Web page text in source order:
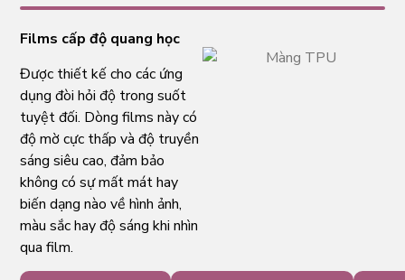
Films cấp độ quang học
Được thiết kế cho các ứng
dụng đòi hỏi độ trong suốt
tuyệt đối. Dòng films này có
độ mờ cực thấp và độ truyền
sáng siêu cao, đảm bảo
không có sự mất mát hay
biến dạng nào về hình ảnh,
màu sắc hay độ sáng khi nhìn
qua film.